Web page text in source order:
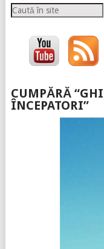
Caută
CUMPĂRĂ
ÎNCEPATORI”